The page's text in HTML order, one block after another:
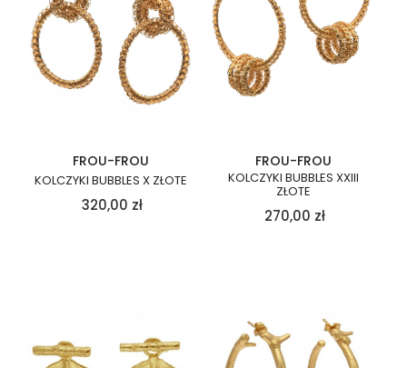
FROU-FROU
KOLCZYKI BUBBLES X ZŁOTE
320,00 zł
FROU-FROU
KOLCZYKI BUBBLES XXIII
ZŁOTE
270,00 zł